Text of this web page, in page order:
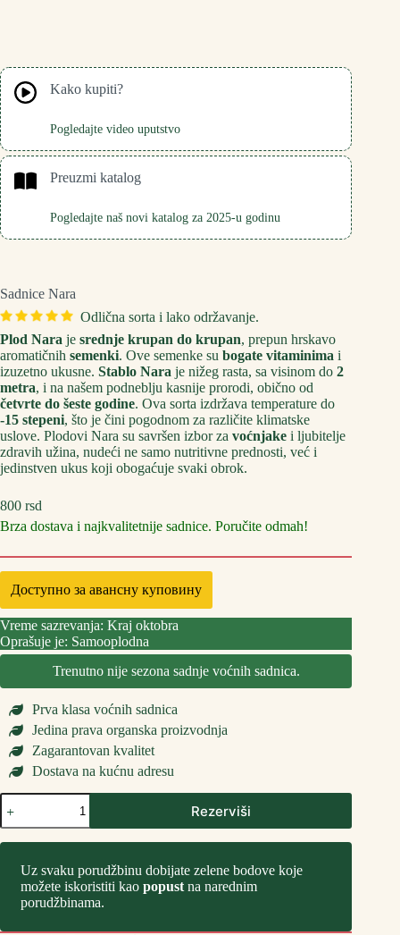
Kako kupiti?
Pogledajte video uputstvo
Preuzmi katalog
Pogledajte naš novi katalog za 2025-u godinu
Sadnice Nara
Odlična sorta i lako održavanje.
Plod Nara je srednje krupan do krupan, prepun hrskavo
aromatičnih semenki. Ove semenke su bogate vitaminima i
izuzetno ukusne. Stablo Nara je nižeg rasta, sa visinom do 2
metra, i na našem podneblju kasnije prorodi, obično od
četvrte do šeste godine. Ova sorta izdržava temperature do
-15 stepeni, što je čini pogodnom za različite klimatske
uslove. Plodovi Nara su savršen izbor za voćnjake i ljubitelje
zdravih užina, nudeći ne samo nutritivne prednosti, već i
jedinstven ukus koji obogaćuje svaki obrok.
800 rsd
Brza dostava i najkvalitetnije sadnice. Poručite odmah!
Доступно за авансну куповину
Vreme sazrevanja: Kraj oktobra
Oprašuje je: Samooplodna
Trenutno nije sezona sadnje voćnih sadnica.
Prva klasa voćnih sadnica
Jedina prava organska proizvodnja
Zagarantovan kvalitet
Dostava na kućnu adresu
Sadnice
Nara
количина
Rezerviši
Uz svaku porudžbinu dobijate zelene bodove koje
možete iskoristiti kao popust na narednim
porudžbinama.